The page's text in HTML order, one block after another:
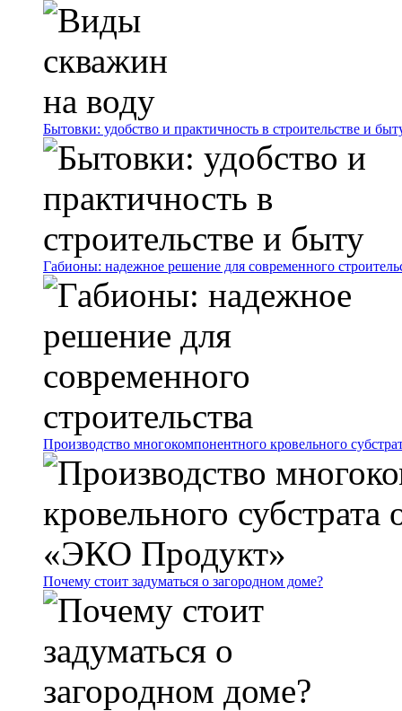
Бытовки: удобство и практичность в строительстве и
Габионы: надежное решение для современного
Производство многокомпонентного кровельного
Почему стоит задуматься о загородном доме?